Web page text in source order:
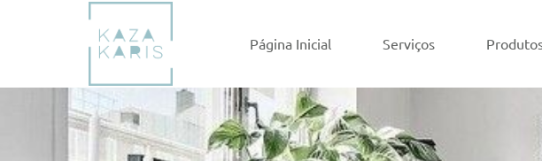
Página Inicial Serviços